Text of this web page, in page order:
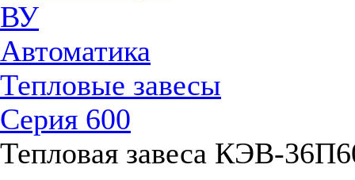
ВУ
Автоматика
Тепловые завесы
Серия 600
Тепловая завеса КЭВ-